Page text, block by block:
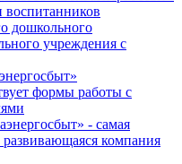
воспитанников
дошкольного
учреждения с
формы работы с
- самая
компания